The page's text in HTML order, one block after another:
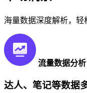
海量数据深度解析，轻
流量数据分析
达人、笔记等数据